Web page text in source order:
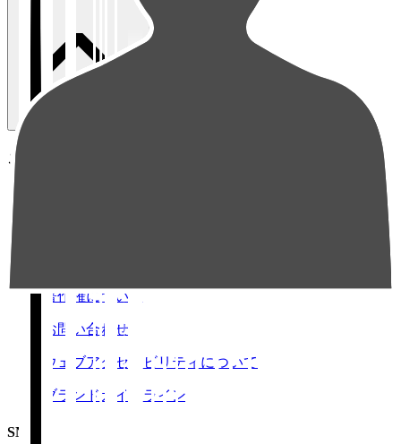
ご利用ガイド・ポリシー
著作権について
お問い合わせ
ウェブアクセシビリティについて
ブランドガイドライン
SNS